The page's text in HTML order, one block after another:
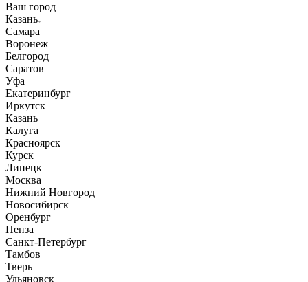
Ваш город
Казань
Самара
Воронеж
Белгород
Саратов
Уфа
Екатеринбург
Иркутск
Казань
Калуга
Красноярск
Курск
Липецк
Москва
Нижний Новгород
Новосибирск
Оренбург
Пенза
Санкт-Петербург
Тамбов
Тверь
Ульяновск